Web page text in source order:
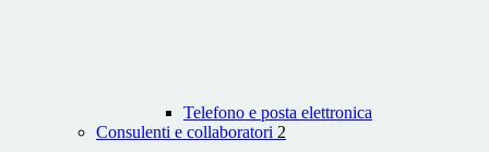
Telefono e posta elettronica
Consulenti e collaboratori 2